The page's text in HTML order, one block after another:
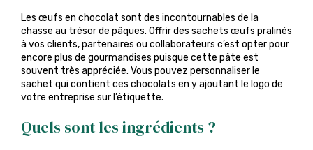
Les œufs en chocolat sont des incontournables de la
chasse au trésor de pâques. Offrir des sachets œufs pralinés
à vos clients, partenaires ou collaborateurs c’est opter pour
encore plus de gourmandises puisque cette pâte est
souvent très appréciée. Vous pouvez personnaliser le
sachet qui contient ces chocolats en y ajoutant le logo de
votre entreprise sur l’étiquette.
Quels sont les ingrédients ?